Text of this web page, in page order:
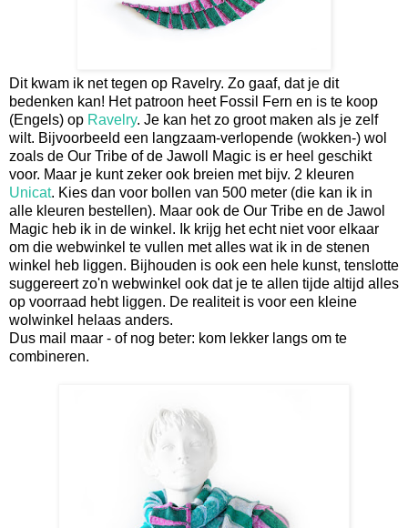
Dit kwam ik net tegen op Ravelry. Zo gaaf, dat je dit
bedenken kan! Het patroon heet Fossil Fern en is te koop
(Engels) op Ravelry. Je kan het zo groot maken als je zelf
wilt. Bijvoorbeeld een langzaam-verlopende (wokken-) wol
zoals de Our Tribe of de Jawoll Magic is er heel geschikt
voor. Maar je kunt zeker ook breien met bijv. 2 kleuren
Unicat. Kies dan voor bollen van 500 meter (die kan ik in
alle kleuren bestellen). Maar ook de Our Tribe en de Jawol
Magic heb ik in de winkel. Ik krijg het echt niet voor elkaar
om die webwinkel te vullen met alles wat ik in de stenen
winkel heb liggen. Bijhouden is ook een hele kunst, tenslotte
suggereert zo'n webwinkel ook dat je te allen tijde altijd alles
op voorraad hebt liggen. De realiteit is voor een kleine
wolwinkel helaas anders.
Dus mail maar - of nog beter: kom lekker langs om te
combineren.